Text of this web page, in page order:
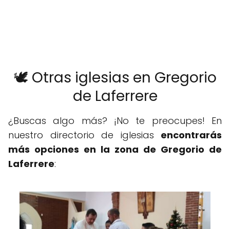
🕊️ Otras iglesias en Gregorio
de Laferrere
¿Buscas algo más? ¡No te preocupes! En
nuestro directorio de iglesias encontrarás
más opciones en la zona de Gregorio de
Laferrere: